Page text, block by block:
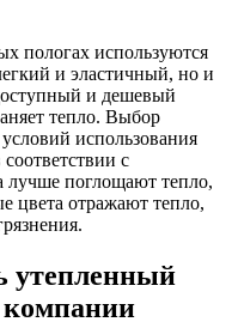
пологах используются
и эластичный, но и
и дешевый
тепло. Выбор
использования
с
поглощают тепло,
цвета отражают тепло,
утепленный
компании